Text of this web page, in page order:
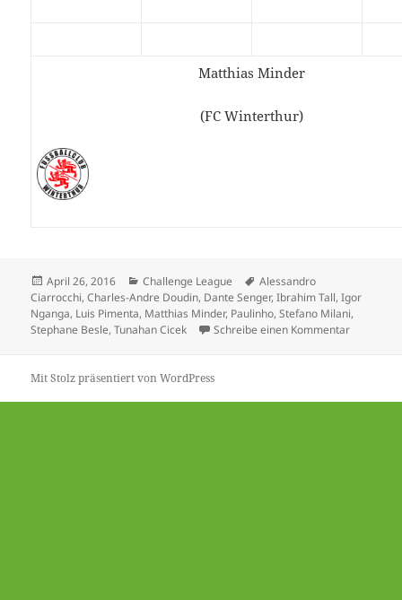
Matthias Minder
(FC Winterthur)
Veröffentlicht
am
April 26, 2016 Kategorien
Challenge League Schlagwörter
Alessandro
Ciarrocchi,Charles-Andre Doudin, Dante Senger,Ibrahim Tall,Igor
Nganga, Luis Pimenta, Matthias Minder, Paulinho,Stefano Milani,
Stephane Besle,Tunahan Cicek Schreibe einen Kommentarzu Xamax
Mit Stolz präsentiert von WordPress